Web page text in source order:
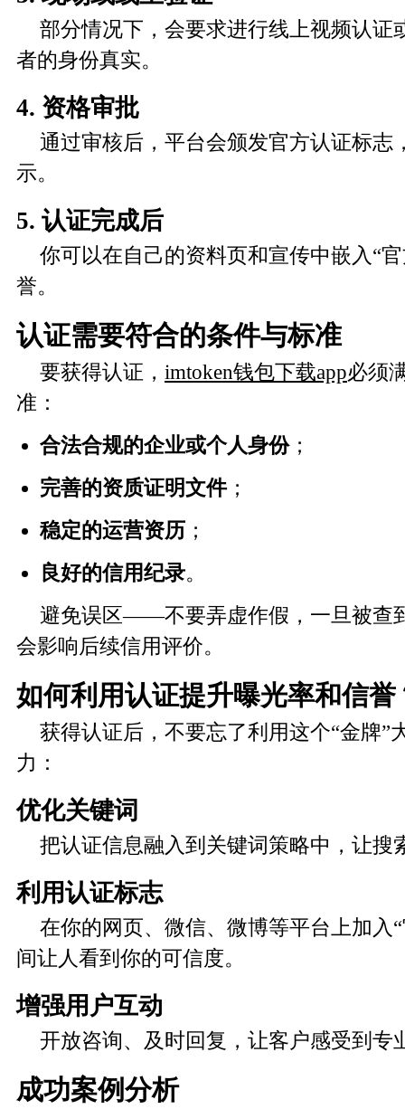
部分情况下，会要求进行线上视频认证
者的身份真实。
4. 资格审批
通过审核后，平台会颁发官方认证标志
示。
5. 认证完成后
你可以在自己的资料页和宣传中嵌入“
誉。
认证需要符合的条件与标准
要获得认证， imtoken钱包下载app必须
准：
合法合规的企业或个人身份；
完善的资质证明文件；
稳定的运营资历 ；
良好的信用纪录。
避免误区——不要弄虚作假，一旦被查
会影响后续信用评价。
如何利用认证提升曝光率和信誉
获得认证后，不要忘了利用这个“金牌”
力：
优化关键词
把认证信息融入到关键词策略中，让搜
利用认证标志
在你的网页、微信、微博等平台上加入
间让人看到你的可信度。
增强用户互动
开放咨询、及时回复，让客户感受到专
成功案例分析